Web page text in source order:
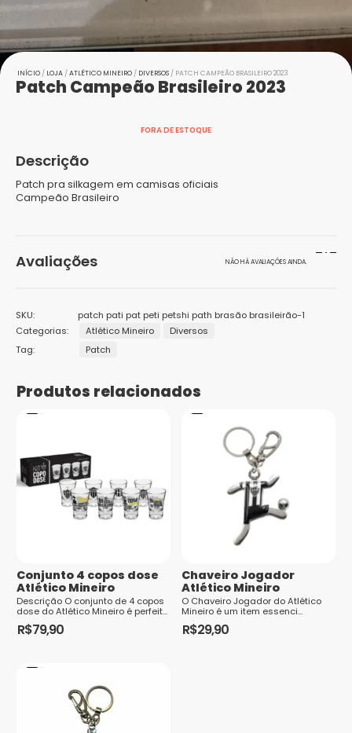
INÍCIO / LOJA /ATLÉTICO MINEIRO / DIVERSOS / PATCH CAMPEÃO BRASILEIRO 2023
Patch Campeão Brasileiro 2023
FORA DE ESTOQUE
Descrição
Patch pra silkagem em camisas oficiais
Campeão Brasileiro
Avaliações NÃO HÁ AVALIAÇÕES AINDA.
2023”
O seu endereço de e-mail não será publicado.
Sua avaliação*
12 de
3 de 5
estrelas
4 de 5
estrelas
5 de 5
estrelas
Sua avaliação sobre o produto*
E-mail*
processados
SKU:
patch pati pat peti petshi path brasão brasileirão-1
Categorias:
Atlético Mineiro
Diversos
Tag:
Patch
Produtos relacionados
Conjunto 4 copos dose
Atlético Mineiro
Descrição O conjunto de 4 copos
dose do Atlético Mineiro é perfeito
para os torc...
R$79,90
Chaveiro Jogador
Atlético Mineiro
O Chaveiro Jogador do Atlético
Mineiro é um item essenci...
R$29,90